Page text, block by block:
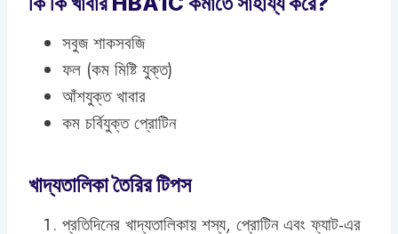
সবুজ শাকসবজি
ফল (কম মিষ্টি যুক্ত)
আঁশযুক্ত খাবার
কম চর্বিযুক্ত প্রোটিন
খাদ্যতালিকা তৈরির টিপস
প্রতিদিনের খাদ্যতালিকায় শস্য, প্রোটিন এবং ফ্যাট-এর